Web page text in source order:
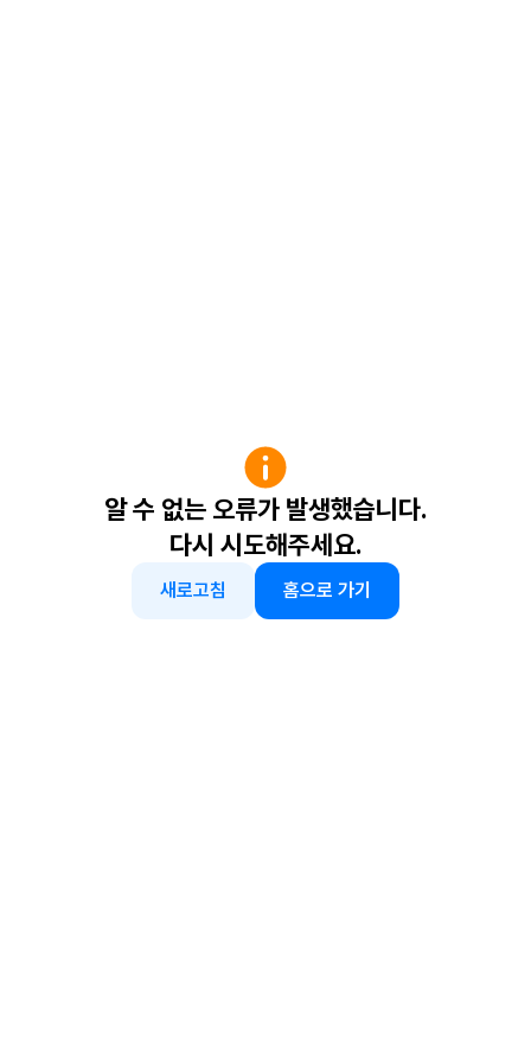
알 수 없는 오류가 발생했습니다.
다시 시도해주세요.
새로고침 홈으로 가기